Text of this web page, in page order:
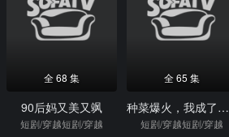
全 68 集
90后妈又美又飒
短剧/穿越短剧/穿越
全 65 集
种菜爆火，我成了全网团宠
短剧/穿越短剧/穿越